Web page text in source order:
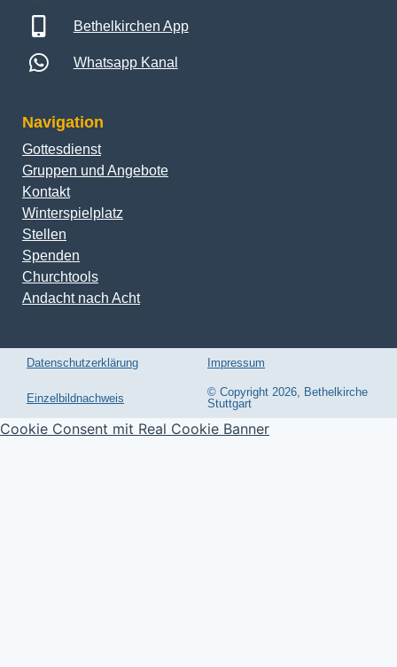
Bethelkirchen App
Whatsapp Kanal
Navigation
Gottesdienst
Gruppen und Angebote
Kontakt
Winterspielplatz
Stellen
Spenden
Churchtools
Andacht nach Acht
Datenschutzerklärung Impressum
Einzelbildnachweis
© Copyright 2026, Bethelkirche
Stuttgart
Cookie Consent mit Real Cookie Banner